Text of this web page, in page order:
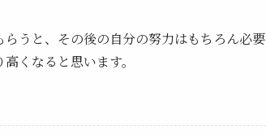
うと、その後の自分の努力はもちろん必要
くなると思います。